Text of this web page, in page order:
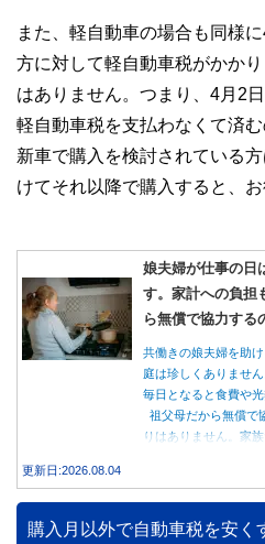
また、軽自動車の場合も同様
方に対して軽自動車税がかか
はありません。つまり、4月2
軽自動車税を支払わなくて済
新車で購入を検討されている
けてそれ以降で購入すると、お
娘夫婦が仕事の日
す。家計への負担
ら無償で協力する
共働きの娘夫婦を助
庭は珍しくありませ
毎日となると食費や
祖父母だから無償で
りはありません。家
更新日:2026.08.04
購入月以外で自動車税を安く